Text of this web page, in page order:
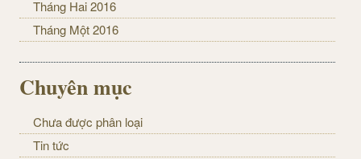
Tháng Hai 2016
Tháng Một 2016
Chuyên mục
Chưa được phân loại
Tin tức